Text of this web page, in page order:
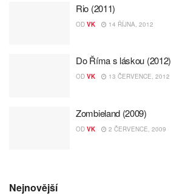
Rio (2011)
OD VK 14 ŘÍJNA, 2012
Do Říma s láskou (2012)
OD VK 13 ČERVENCE, 2012
Zombieland (2009)
OD VK 2 ČERVENCE, 2009
Nejnovější